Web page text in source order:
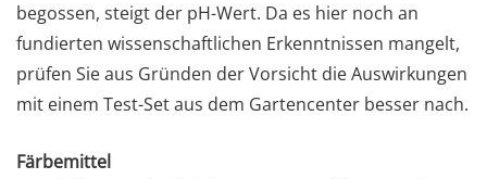
begossen, steigt der pH-Wert. Da es hier noch an
fundierten wissenschaftlichen Erkenntnissen mangelt,
prüfen Sie aus Gründen der Vorsicht die Auswirkungen
mit einem Test-Set aus dem Gartencenter besser nach.
Färbemittel